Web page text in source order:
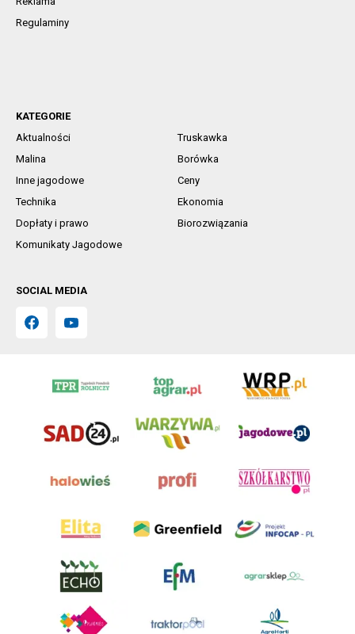
Regulaminy
KATEGORIE
Aktualności
Truskawka
Malina
Borówka
Inne jagodowe
Ceny
Technika
Ekonomia
Dopłaty i prawo
Biorozwiązania
Komunikaty Jagodowe
SOCIAL MEDIA